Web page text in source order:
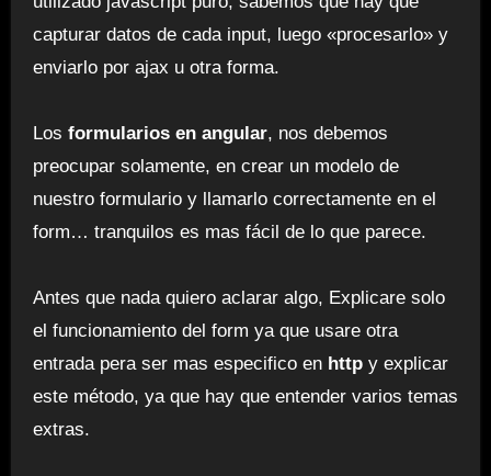
capturar datos de cada input, luego «procesarlo» y
enviarlo por ajax u otra forma.
Los formularios en angular, nos debemos
preocupar solamente, en crear un modelo de
nuestro formulario y llamarlo correctamente en el
form… tranquilos es mas fácil de lo que parece.
Antes que nada quiero aclarar algo, Explicare solo
el funcionamiento del form ya que usare otra
entrada pera ser mas especifico en httpy explicar
este método, ya que hay que entender varios temas
extras.